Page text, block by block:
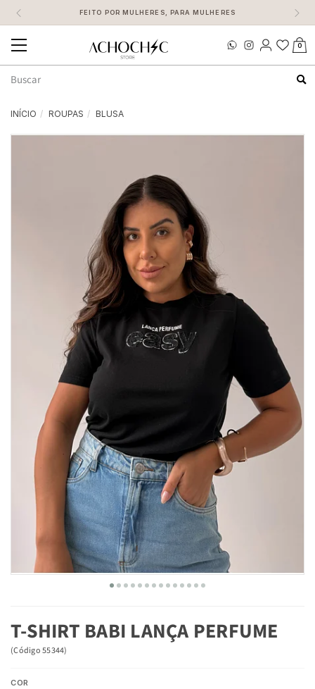
FEITO POR MULHERES, PARA MULHERES
Mudar
navegação
0
INÍCIO ROUPAS BLUSA
T-SHIRT BABI LANÇA PERFUME
(Código 55344)
COR